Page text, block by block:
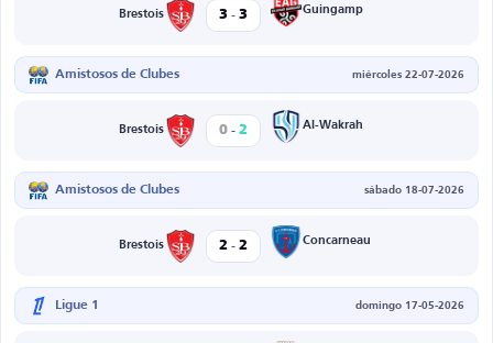
Brestois 3 - 3 Guingamp
Amistosos de Clubes miércoles 22-07-2026
Brestois 0 - 2 Al-Wakrah
Amistosos de Clubes sábado 18-07-2026
Brestois 2 - 2 Concarneau
Ligue 1 domingo 17-05-2026